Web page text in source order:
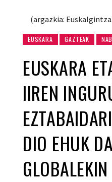
(argazkia:
EUSKARA GAZTEAK
EUSKARA
IIREN
DIO EHUK
GLOBALEKIN